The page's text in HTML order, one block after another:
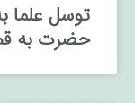
توسل علما
حضرت به قم